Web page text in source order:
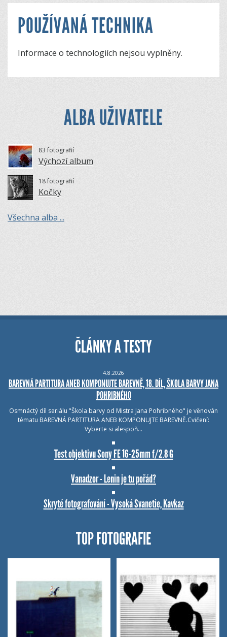
POUŽÍVANÁ TECHNIKA
Informace o technologiích nejsou vyplněny.
ALBA UŽIVATELE
83 fotografií
Výchozí album
18 fotografií
Kočky
Všechna alba ...
ČLÁNKY A TESTY
4.8.2026
BAREVNÁ PARTITURA ANEB KOMPONUJTE BAREVNĚ, 18. DÍL, ŠKOLA BARVY JANA
POHRIBNÉHO
Osmnáctý díl seriálu "Škola barvy od Mistra Jana Pohribného" je věnován
tématu BAREVNÁ PARTITURA ANEB KOMPONUJTE BAREVNĚ.Cvičení:
Vyberte si alespoň…
Test objektivu Sony FE 16-25mm f/2.8 G
Vanadzor - Lenin je tu pořád?
Skryté fotografování - Vysoká Svanetie, Kavkaz
TOP FOTOGRAFIE